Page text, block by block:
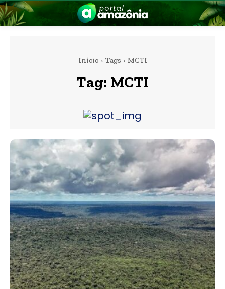
Amazônia
Início Tags MCTI
Tag: MCTI